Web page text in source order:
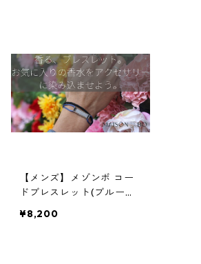
【メンズ】メゾンボ コー
ドブレスレット(ブルーの
¥8,200